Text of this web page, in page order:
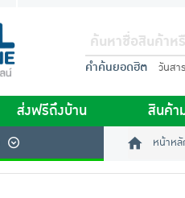
คำค้นยอดฮิต วันสา
ส่งฟรีถึงบ้าน สินค้า
หน้าห